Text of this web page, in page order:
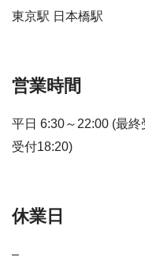
東京駅 日本橋駅
営業時間
平日 6:30～22:00 (最
受付18:20)
休業日
–